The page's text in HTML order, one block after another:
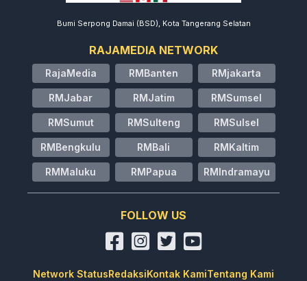
Bumi Serpong Damai (BSD), Kota Tangerang Selatan
RAJAMEDIA NETWORK
RajaMedia RMBanten RMjakarta
RMJabar RMJatim RMSumsel
RMSumut RMSulteng RMSulsel
RMBengkulu RMBali RMKaltim
RMMaluku RMPapua RMIndramayu
FOLLOW US
Network StatusRedaksiKontak KamiTentang Kami